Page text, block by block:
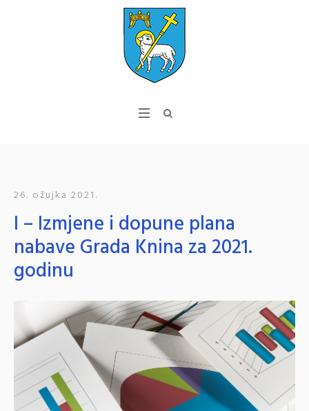
26. ožujka 2021.
I – Izmjene i dopune plana
nabave Grada Knina za 2021.
godinu